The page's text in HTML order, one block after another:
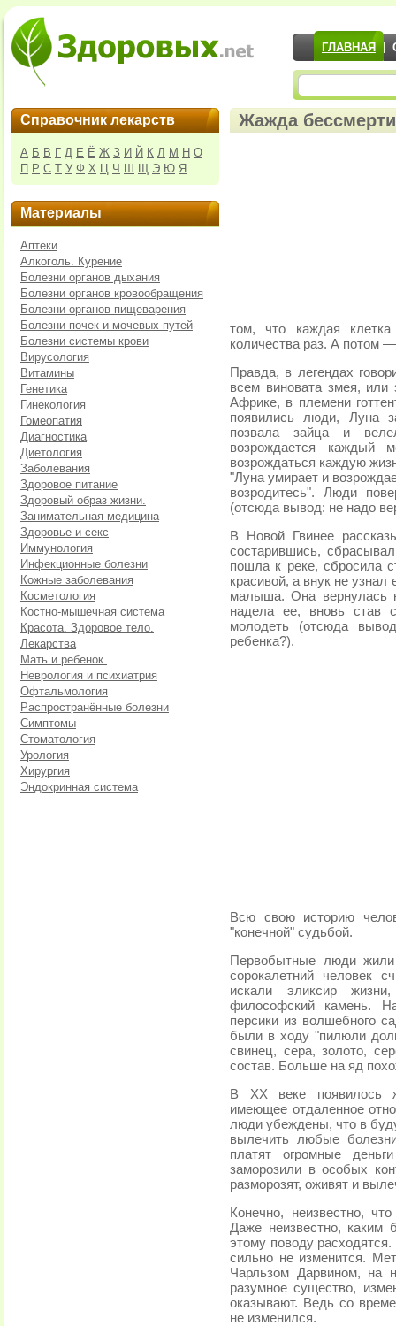
ГЛАВНАЯ
Справочник лекарств
А Б В Г Д Е Ё Ж З И Й К Л М Н О
П Р С Т У Ф Х Ц Ч Ш Щ Э Ю Я
Материалы
Аптеки
Алкоголь. Курение
Болезни органов дыхания
Болезни органов кровообращения
Болезни органов пищеварения
Болезни почек и мочевых путей
Болезни системы крови
Вирусология
Витамины
Генетика
Гинекология
Гомеопатия
Диагностика
Диетология
Заболевания
Здоровое питание
Здоровый образ жизни.
Занимательная медицина
Здоровье и секс
Иммунология
Инфекционные болезни
Кожные заболевания
Косметология
Костно-мышечная система
Красота. Здоровое тело.
Лекарства
Мать и ребенок.
Неврология и психиатрия
Офтальмология
Распространённые болезни
Симптомы
Стоматология
Урология
Хирургия
Эндокринная система
Жажда
том, что каждая
количества раз. А потом
Правда, в легендах
всем виновата змея,
Африке, в племени
появились люди, Луна
позвала зайца и
возрождается
возрождаться каждую
"Луна умирает и
возродитесь". Люди
(отсюда вывод: не надо
В Новой Гвинее
состарившись,
пошла к реке, сбросила
красивой, а внук не
малыша. Она вернулась
надела ее, вновь став
молодеть (отсюда
ребенка?).
Всю свою историю
"конечной" судьбой.
Первобытные люди
сорокалетний человек
искали эликсир
философский камень.
персики из волшебного
были в ходу "пилюли
свинец, сера, золото,
состав. Больше на яд
В XX веке появилось
имеющее отдаленное
люди убеждены, что в
вылечить любые
платят огромные
заморозили в особых
разморозят, оживят и
Конечно, неизвестно,
Даже неизвестно, каким
этому поводу
сильно не изменится.
Чарльзом Дарвином, на
разумное существо,
оказывают. Ведь со
не изменился.